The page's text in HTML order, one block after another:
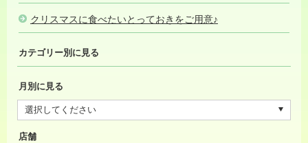
クリスマスに食べたいとっておきをご用意♪
カテゴリー別に見る
月別に見る
店舗